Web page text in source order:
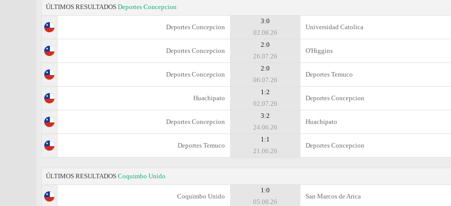
ÚLTIMOS RESULTADOS Deportes Concepcion
Deportes Concepcion
3:0
02.08.26
Universidad Catolica
Deportes Concepcion
2:0
26.07.26
O'Higgins
Deportes Concepcion
2:0
06.07.26
Deportes Temuco
Huachipato
1:2
02.07.26
Deportes Concepcion
Deportes Concepcion
3:2
24.06.26
Huachipato
Deportes Temuco
1:1
21.06.26
Deportes Concepcion
ÚLTIMOS RESULTADOS Coquimbo Unido
Coquimbo Unido
1:0
05.08.26
San Marcos de Arica